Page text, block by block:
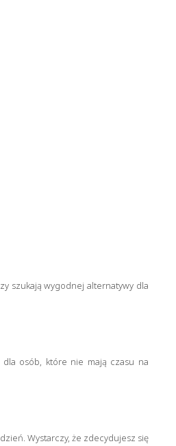
szukają wygodnej alternatywy dla
osób, które nie mają czasu na
Wystarczy, że zdecydujesz się